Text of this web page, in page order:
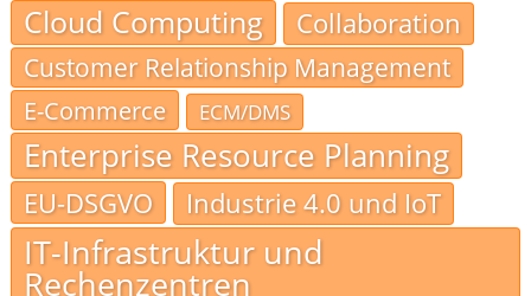
Cloud Computing Collaboration
Customer Relationship Management
E-Commerce
ECM/DMS
Enterprise Resource Planning
EU-DSGVO Industrie 4.0 und IoT
IT-Infrastruktur und
Rechenzentren